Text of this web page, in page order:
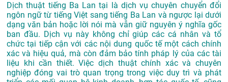
Dịch thuật tiếng Ba Lan tại là dịch vụ chuyên chuyển đổi
ngôn ngữ từ tiếng Việt sang tiếng Ba Lan và ngược lại dưới
dạng văn bản hoặc lời nói mà vẫn giữ nguyên ý nghĩa gốc
ban đầu. Dịch vụ này không chỉ giúp các cá nhân và tổ
chức tại tiếp cận với các nội dung quốc tế một cách chính
xác và hiệu quả, mà còn đảm bảo tính pháp lý của các tài
liệu khi cần thiết. Việc dịch thuật chính xác và chuyên
nghiệp đóng vai trò quan trọng trong việc duy trì và phát